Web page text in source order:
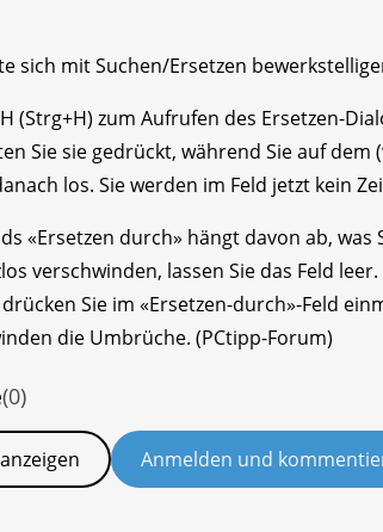
sich mit Suchen/Ersetzen
(Strg+H) zum Aufrufen des Ersetzen-
Sie sie gedrückt, während Sie auf
los. Sie werden im Feld jetzt kein
«Ersetzen durch» hängt davon ab,
verschwinden, lassen Sie das Feld
Sie im «Ersetzen-durch»-Feld
die Umbrüche. (PCtipp-Forum)
(0)
Anmelden und